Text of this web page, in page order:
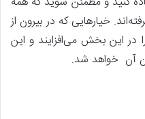
خیارهایی که در بیرون از
در این بخش می‌افزایند و این
آن خواهد شد.